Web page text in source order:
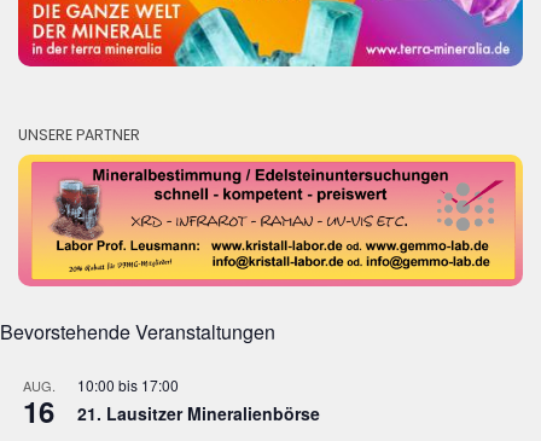
UNSERE PARTNER
Bevorstehende Veranstaltungen
AUG.
16
10:00 bis 17:00
21. Lausitzer Mineralienbörse